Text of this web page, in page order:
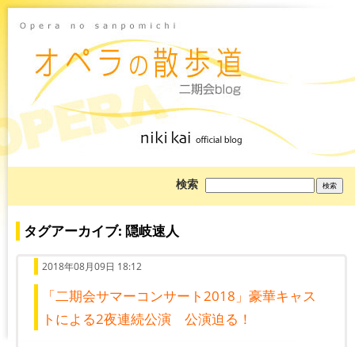
検索
を
タグアーカイブ: 隠岐速人
2018年08月09日 18:12
「二期会サマーコンサート2018」豪華キャス
トによる2夜連続公演 公演迫る！